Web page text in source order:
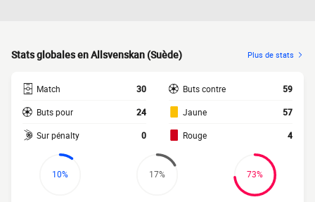
Stats globales en Allsvenskan (Suède) Plus de stats
Match 30
Buts pour 24
Sur pénalty 0
Buts contre 59
Jaune 57
Rouge 4
10% 17% 73%